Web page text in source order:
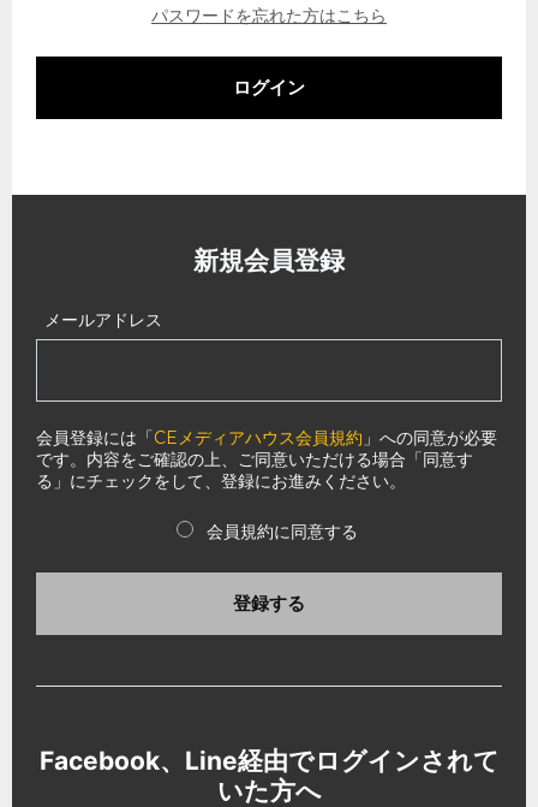
パスワードを忘れた方はこちら
ログイン
新規会員登録
メールアドレス
会員登録には「CEメディアハウス会員規約 」への同意が必要
です。内容をご確認の上、ご同意いただける場合「同意す
る」にチェックをして、登録にお進みください。
会員規約に同意する
登録する
Facebook、Line経由でログインされて
いた方へ